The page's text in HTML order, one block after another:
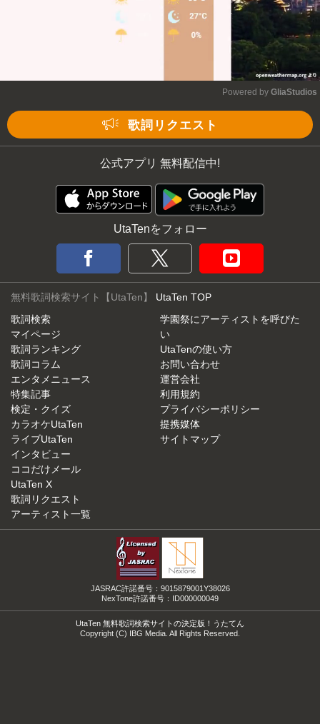
Powered by GliaStudios
歌詞リクエスト
公式アプリ 無料配信中!
UtaTenをフォロー
無料歌詞検索サイト【UtaTen】 UtaTen TOP
歌詞検索
マイページ
歌詞ランキング
歌詞コラム
エンタメニュース
特集記事
検定・クイズ
カラオケUtaTen
ライブUtaTen
インタビュー
ココだけメール
UtaTen X
歌詞リクエスト
アーティスト一覧
学園祭にアーティストを呼びた
い
UtaTenの使い方
お問い合わせ
運営会社
利用規約
プライバシーポリシー
提携媒体
サイトマップ
JASRAC許諾番号：9015879001Y38026
NexTone許諾番号：ID000000049
UtaTen 無料歌詞検索サイトの決定版！うたてん
Copyright (C) IBG Media. All Rights Reserved.